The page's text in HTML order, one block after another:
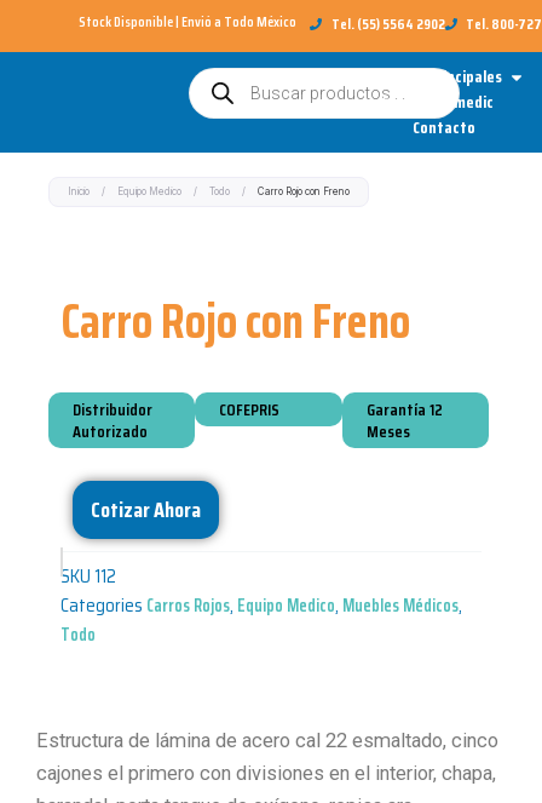
al
Stock Disponible | Envió a Todo México​ Tel. (55) 5564 2902 Tel. 800-
Búsqueda
de
productos
Categorías Principales
Sobre Redimedic
Contacto
Inicio / Equipo Medico / Todo / Carro Rojo con Freno
Carro Rojo con Freno
Distribuidor
Autorizado
COFEPRIS
Garantía 12
Meses
Cotizar Ahora
SKU112
Categories Carros Rojos, Equipo Medico, Muebles Médicos,
Todo
Estructura de lámina de acero cal 22 esmaltado, cinco
cajones el primero con divisiones en el interior, chapa,